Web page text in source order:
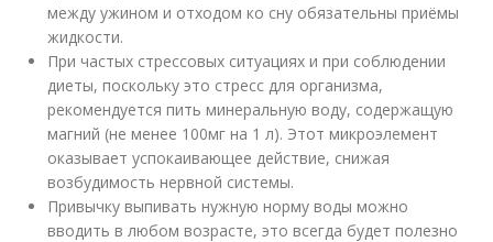
между ужином и отходом ко сну обязательны приёмы
жидкости.
При частых стрессовых ситуациях и при соблюдении
диеты, поскольку это стресс для организма,
рекомендуется пить минеральную воду, содержащую
магний (не менее 100мг на 1 л). Этот микроэлемент
оказывает успокаивающее действие, снижая
возбудимость нервной системы.
Привычку выпивать нужную норму воды можно
вводить в любом возрасте, это всегда будет полезно